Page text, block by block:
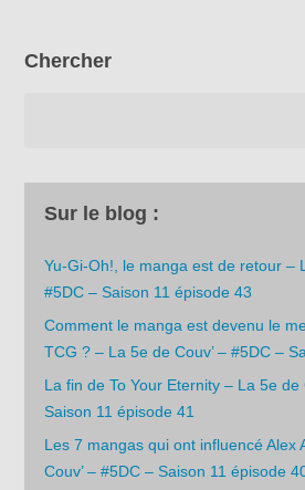
Chercher
Sur le blog :
Yu-Gi-Oh!, le manga est de retour –
#5DC – Saison 11 épisode 43
Comment le manga est devenu le
TCG ? – La 5e de Couv’ – #5DC –
La fin de To Your Eternity – La 5e de
Saison 11 épisode 41
Les 7 mangas qui ont influencé Alex
Couv’ – #5DC – Saison 11 épisode